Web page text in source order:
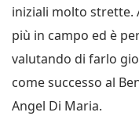
iniziali molto strette.
più in campo ed è
valutando di farlo
come successo al
Angel Di Maria.